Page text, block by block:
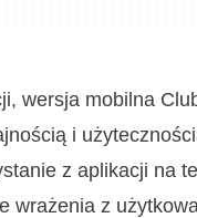
wersja mobilna
i
z aplikacji na
wrażenia z